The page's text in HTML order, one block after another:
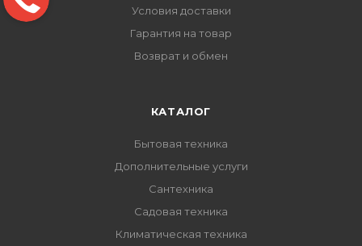
Условия доставки
Гарантия на товар
Возврат и обмен
КАТАЛОГ
Бытовая техника
Дополнительные услуги
Сантехника
Садовая техника
Климатическая техника